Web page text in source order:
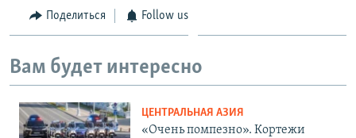
Поделиться Follow us
Вам будет интересно
ЦЕНТРАЛЬНАЯ АЗИЯ
«Очень помпезно». Кортежи